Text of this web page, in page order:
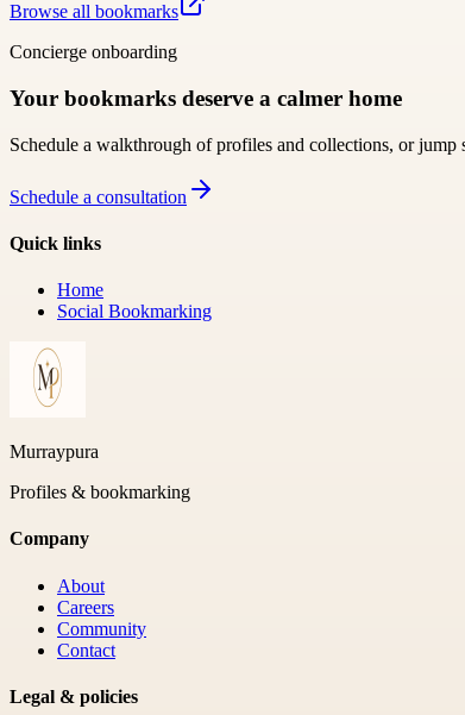
Browse all bookmarks
Concierge onboarding
Your bookmarks deserve a calmer home
Schedule a walkthrough of profiles and collections, or
Schedule a consultation
Quick links
Home
Social Bookmarking
Murraypura
Profiles & bookmarking
Company
About
Careers
Community
Contact
Legal & policies